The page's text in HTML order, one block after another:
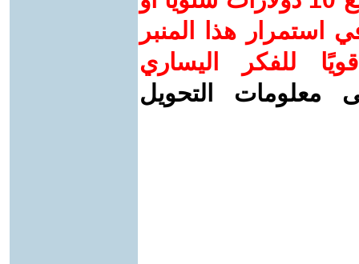
استمرار هذا المنبر
للفكر اليساري
معلومات التحويل